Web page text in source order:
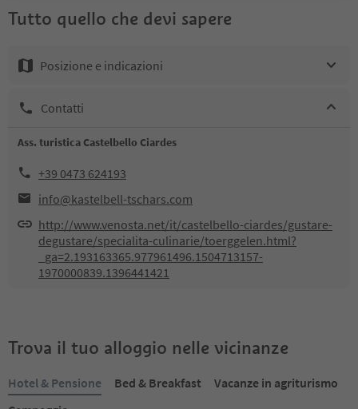
Tutto quello che devi sapere
Posizione e indicazioni
Contatti
Ass. turistica Castelbello Ciardes
+39 0473 624193
info@kastelbell-tschars.com
http://www.venosta.net/it/castelbello-ciardes/gustare-
degustare/specialita-culinarie/toerggelen.html?
_ga=2.193163365.977961496.1504713157-
1970000839.1396441421
Trova il tuo alloggio nelle vicinanze
Hotel & Pensione Bed & Breakfast
Vacanze in agriturismo